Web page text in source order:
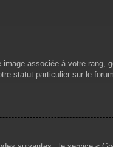
associée à votre rang,
statut particulier sur le